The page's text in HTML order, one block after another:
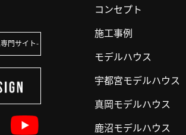
門サイト
コンセプト
施工事例
モデルハウス
宇都宮モデルハウス
真岡モデルハウス
鹿沼モデルハウス